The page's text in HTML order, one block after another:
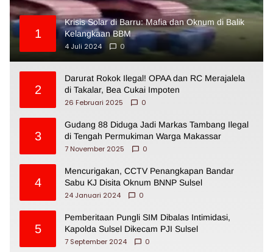
1
Krisis Solar di Barru: Mafia dan Oknum di Balik
Kelangkaan BBM
4 Juli 2024
0
2
Darurat Rokok Ilegal! OPAA dan RC Merajalela
di Takalar, Bea Cukai Impoten
26 Februari 2025
0
3
Gudang 88 Diduga Jadi Markas Tambang Ilegal
di Tengah Permukiman Warga Makassar
7 November 2025
0
4
Mencurigakan, CCTV Penangkapan Bandar
Sabu KJ Disita Oknum BNNP Sulsel
24 Januari 2024
0
5
Pemberitaan Pungli SIM Dibalas Intimidasi,
Kapolda Sulsel Dikecam PJI Sulsel
7 September 2024
0